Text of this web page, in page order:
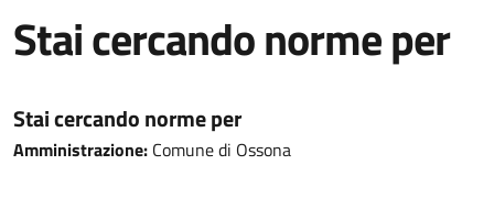
Stai cercando norme per
Stai cercando norme per
Amministrazione: Comune di Ossona